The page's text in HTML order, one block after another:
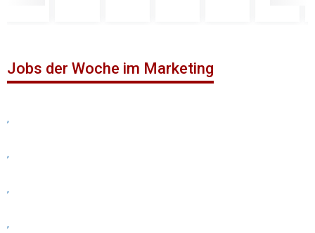
Jobs der Woche im Marketing
,
,
,
,